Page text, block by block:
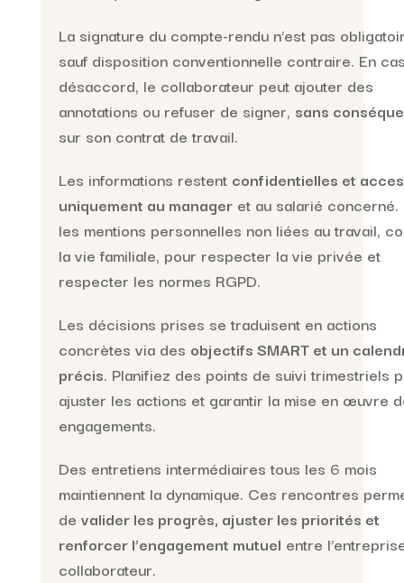
La signature du compte-rendu n’est pas
sauf disposition conventionnelle contraire. En
désaccord, le collaborateur peut ajouter des
annotations ou refuser de signer, sans
sur son contrat de travail.
Les informations restent confidentielles et
uniquement au manageret au salarié concerné.
les mentions personnelles non liées au travail,
la vie familiale, pour respecter la vie privée et
respecter les normes RGPD.
Les décisions prises se traduisent en actions
concrètes via des objectifs SMART et un
précis. Planifiez des points de suivi trimestriels
ajuster les actions et garantir la mise en œuvre
engagements.
Des entretiens intermédiaires tous les 6 mois
maintiennent la dynamique. Ces rencontres
de valider les progrès, ajuster les priorités et
renforcer l’engagement mutuel entre
collaborateur.